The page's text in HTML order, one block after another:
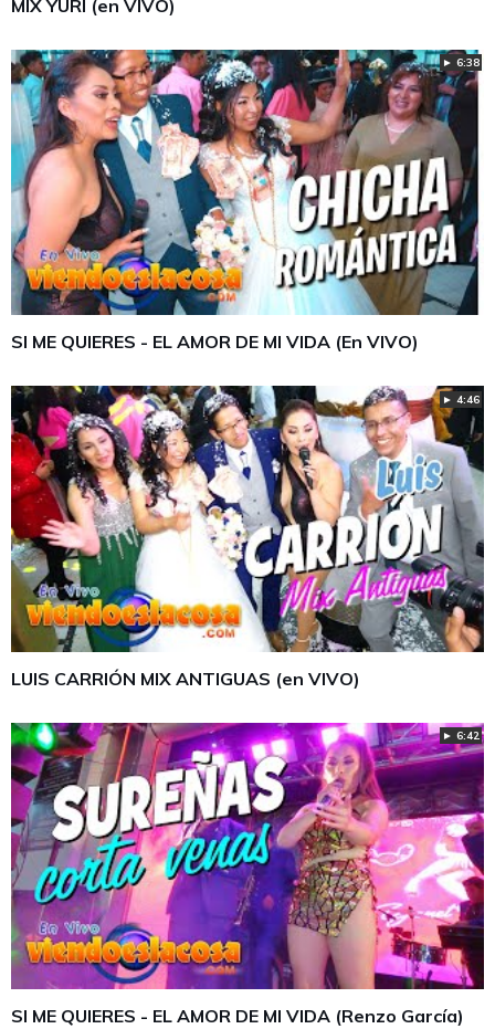
MIX YURI (en VIVO)
► 6:38
SI ME QUIERES - EL AMOR DE MI VIDA (En VIVO)
► 4:46
LUIS CARRIÓN MIX ANTIGUAS (en VIVO)
► 6:42
SI ME QUIERES - EL AMOR DE MI VIDA (Renzo García)